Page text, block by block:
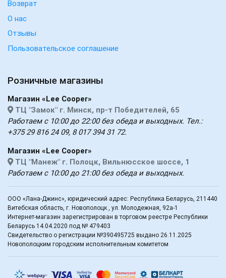
Возврат
О нас
Отзывы
Пользовательское соглашение
Розничные магазины
Магазин «Lee Cooper»
ТЦ "Замок" г. Минск, пр-т Победителей, 65
Работаем с 10:00 до 22:00 без обеда и выходных. Тел.:
+375 29 816 24 09, 8 017 394 31 72.
Магазин «Lee Cooper»
ТЦ "Манеж" г. Полоцк, Вильнюсское шоссе, 1
Работаем с 10:00 до 21:00 без обеда и выходных.
ООО «Лана-Джинс», юридический адрес: Республика Беларусь, 211440
Витебская область, г. Новополоцк , ул. Молодежная, 92а-1
Интернет-магазин зарегистрирован в торговом реестре Республики
Беларусь 14.04.2020 под № 479403
Свидетельство о регистрации №390495725 выдано 26.11.2025
Новополоцким городским исполнительным комитетом